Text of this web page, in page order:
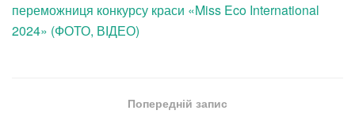
переможниця конкурсу краси «Miss Eco International
2024» (ФОТО, ВІДЕО)
Попередній запис